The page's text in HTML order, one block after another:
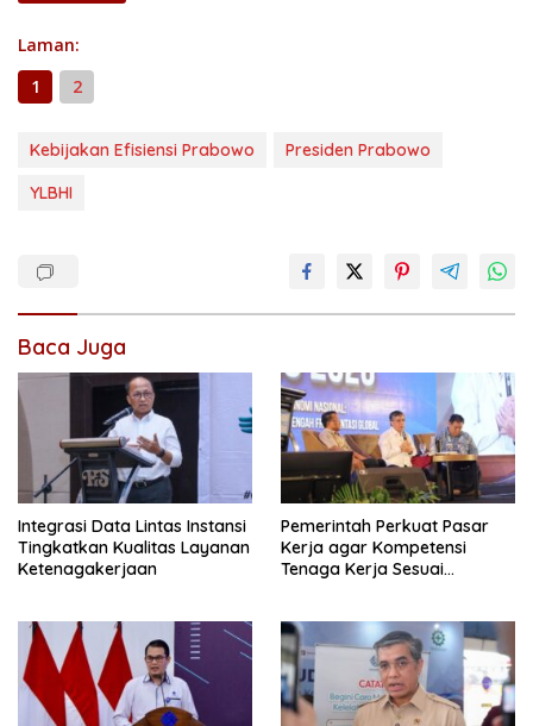
Laman:
1
2
Kebijakan Efisiensi Prabowo
Presiden Prabowo
YLBHI
Baca Juga
Integrasi Data Lintas Instansi
Tingkatkan Kualitas Layanan
Ketenagakerjaan
Pemerintah Perkuat Pasar
Kerja agar Kompetensi
Tenaga Kerja Sesuai